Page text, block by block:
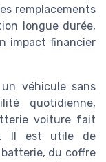
remplacements
longue durée,
impact financier
véhicule sans
quotidienne,
voiture fait
Il est utile de
du coffre